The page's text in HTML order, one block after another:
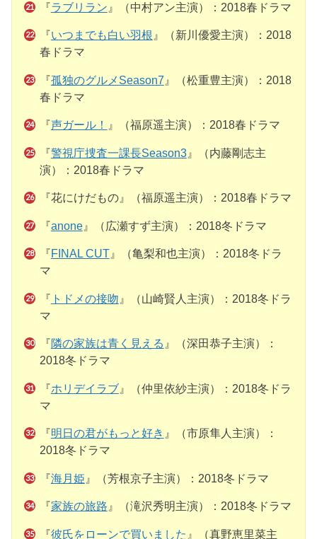
『ラブリラン 』（中村アン主演）：2018春ドラマ
『いつまでも白い羽根 』（新川優愛主演）：2018
春ドラマ
『孤独のグルメSeason7 』（松重豊主演）：2018
春ドラマ
『声ガール！ 』（福原遥主演）：2018春ドラマ
『警視庁捜査一課長Season3』（内藤剛志主
演）：2018春ドラマ
『花にけだもの』（福原遥主演）：2018春ドラマ
『anone』（広瀬すず主演）：2018冬ドラマ
『FINAL CUT』（亀梨和也主演）：2018冬ドラ
マ
『 トドメの接吻 』（山崎賢人主演）：2018冬ドラ
マ
『隣の家族は青く見える 』（深田恭子主演）：
2018冬ドラマ
『ホリデイラブ』（仲里依紗主演）：2018冬ドラ
マ
『明日の君がもっと好き 』（市原隼人主演）：
2018冬ドラマ
『海月姫 』（芳根京子主演）：2018冬ドラマ
『家族の旅路 』（滝沢秀明主演）：2018冬ドラマ
『彼氏をローンで買いました 』（真野恵里菜主